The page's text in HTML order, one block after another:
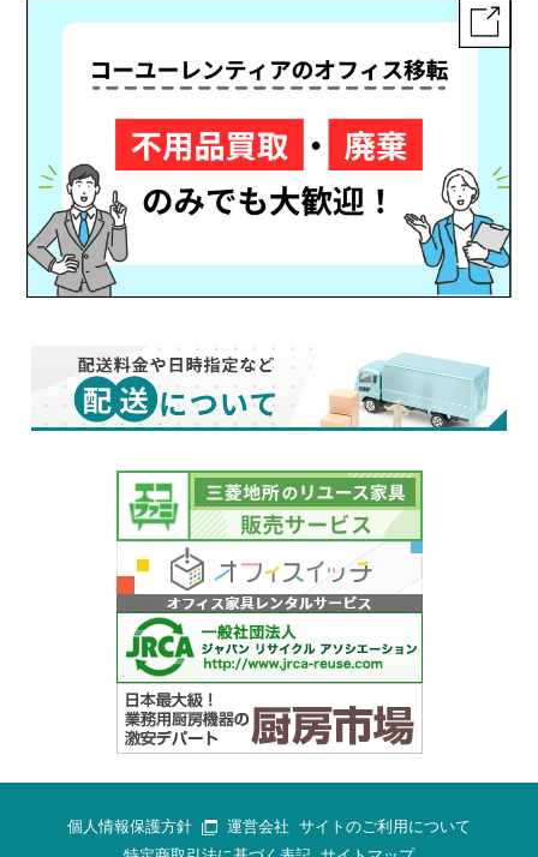
個人情報保護方針 運営会社 サイトのご利用について